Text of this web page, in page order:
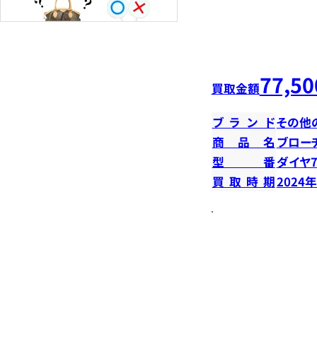
買取金額
ブランドその他
商品名 ブロー
型番ダイヤ
買取時期2024